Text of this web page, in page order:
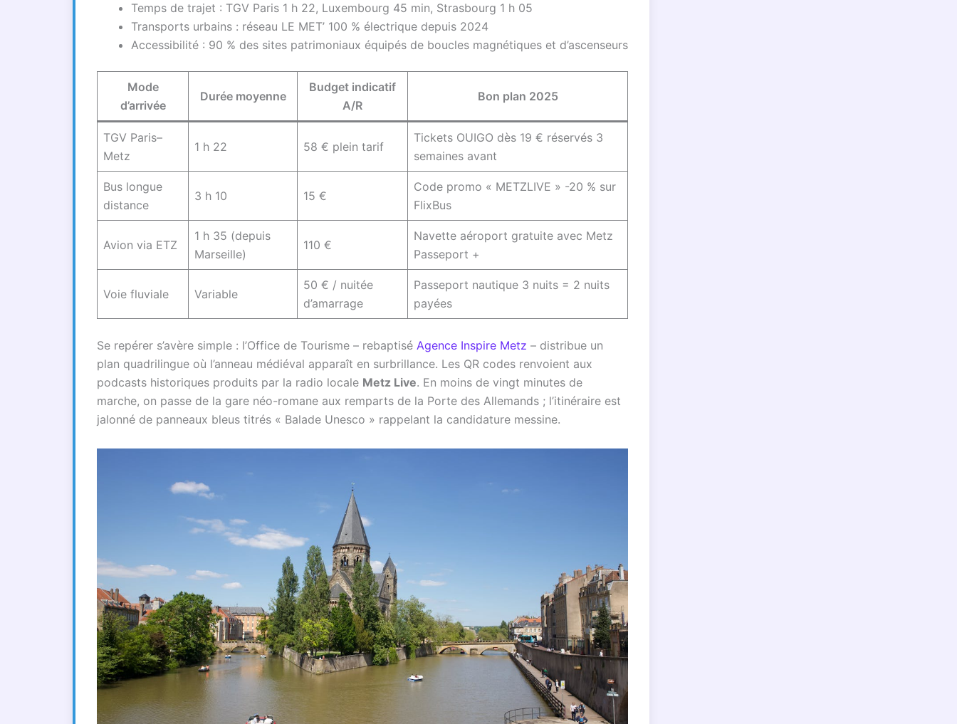
Temps de trajet : TGV Paris 1 h 22, Luxembourg 45 min, Strasbourg 1 h 05
Transports urbains : réseau LE MET’ 100 % électrique depuis 2024
Accessibilité : 90 % des sites patrimoniaux équipés de boucles magnétiques et d’ascenseurs
Mode
d’arrivée
Durée moyenne
Budget indicatif
A/R
Bon plan 2025
TGV Paris–
Metz
1 h 22 58 € plein tarif
Tickets OUIGO dès 19 € réservés 3
semaines avant
Bus longue
distance
3 h 10 15 €
Code promo « METZLIVE » -20 % sur
FlixBus
Avion via ETZ
1 h 35 (depuis
Marseille)
110 €
Navette aéroport gratuite avec Metz
Passeport +
Voie fluviale Variable
50 € / nuitée
d’amarrage
Passeport nautique 3 nuits = 2 nuits
payées
Se repérer s’avère simple : l’Office de Tourisme – rebaptisé Agence Inspire Metz – distribue un
plan quadrilingue où l’anneau médiéval apparaît en surbrillance. Les QR codes renvoient aux
podcasts historiques produits par la radio locale Metz Live. En moins de vingt minutes de
marche, on passe de la gare néo-romane aux remparts de la Porte des Allemands ; l’itinéraire est
jalonné de panneaux bleus titrés « Balade Unesco » rappelant la candidature messine.